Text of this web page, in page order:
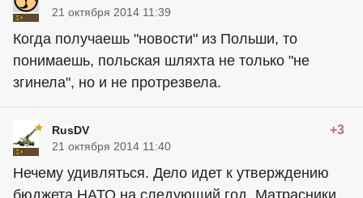
21 октября 2014 11:39
Когда получаешь "новости" из Польши, то
понимаешь, польская шляхта не только "не
згинела", но и не протрезвела.
RusDV +3
21 октября 2014 11:40
Нечему удивляться. Дело идет к утверждению